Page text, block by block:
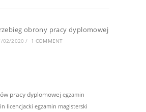
obrony pracy dyplomowej
02/2020 / 1 COMMENT
pracy dyplomowej egzamin
licencjacki egzamin magisterski